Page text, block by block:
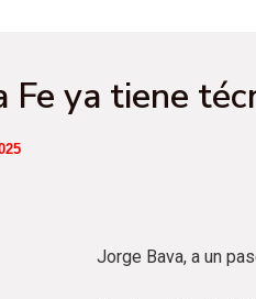
Fe ya tiene
Jorge Bava, a un